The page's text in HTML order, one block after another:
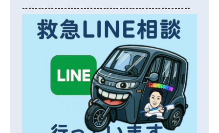
----------------------------------------------------